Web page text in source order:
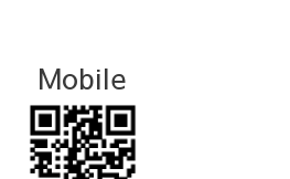
Mobile